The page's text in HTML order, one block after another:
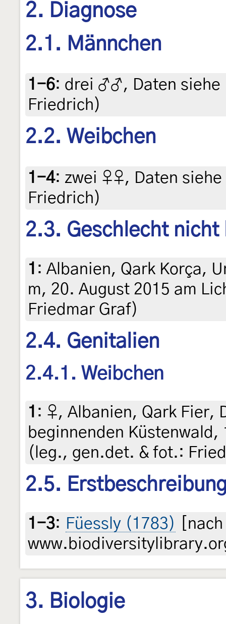
2. Diagnose
2.1. Männchen
1-6: drei ♂♂, Daten siehe
Friedrich)
2.2. Weibchen
1-4: zwei ♀♀, Daten
Friedrich)
2.3. Geschlecht nicht
1 : Albanien, Qark Korça,
m, 20. August 2015 am
Friedmar Graf)
2.4. Genitalien
2.4.1. Weibchen
1 : ♀, Albanien, Qark Fier,
beginnenden
(leg., gen.det. & fot.:
2.5.
1-3: Füessly (1783)
3. Biologie